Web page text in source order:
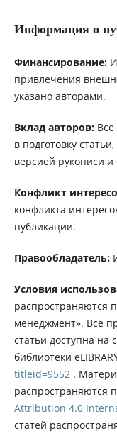
Информация о
Финансирование:
привлечения
указано авторами.
Вклад авторов:Все
в подготовку
версией рукописи
Конфликт
конфликта
публикации.
Правообладатель:
Условия
распространяются
менеджмент». Все
статьи доступна на
библиотеки
titleid=9552 .
распространяются
Attribution 4.0
статей